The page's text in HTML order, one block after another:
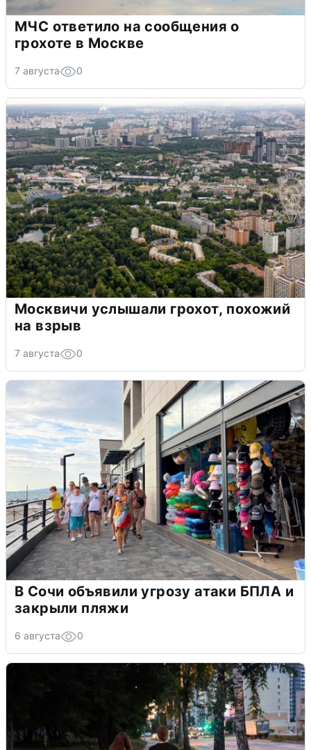
МЧС ответило на сообщения о
грохоте в Москве
7 августа 0
Москвичи услышали грохот, похожий
на взрыв
7 августа 0
В Сочи объявили угрозу атаки БПЛА и
закрыли пляжи
6 августа 0